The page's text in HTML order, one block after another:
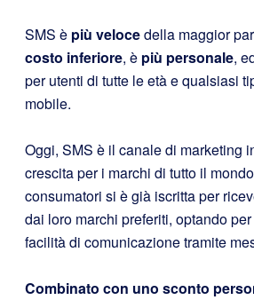
SMS è più velocedella maggior
costo inferiore, è più personale,
per utenti di tutte le età e qualsiasi
mobile.
Oggi, SMS è il canale di marketing
crescita per i marchi di tutto il
consumatori si è già iscritta per
dai loro marchi preferiti, optando
facilità di comunicazione tramite
Combinato con uno sconto